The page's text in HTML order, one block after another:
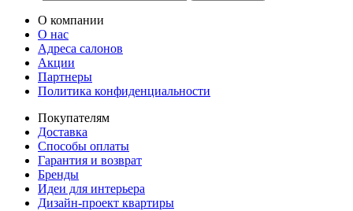
О компании
О нас
Адреса салонов
Акции
Партнеры
Политика конфиденциальности
Покупателям
Доставка
Способы оплаты
Гарантия и возврат
Бренды
Идеи для интерьера
Дизайн-проект квартиры